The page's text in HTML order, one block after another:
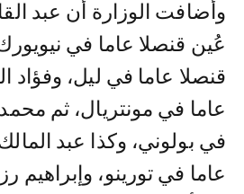
وأضافت الوزارة أن عبد
عُين قنصلا عاما في
قنصلا عاما في ليل، وفؤاد
عاما في مونتريال، ثم
في بولوني، وكذا عبد
عاما في تورينو، وإبراهيم